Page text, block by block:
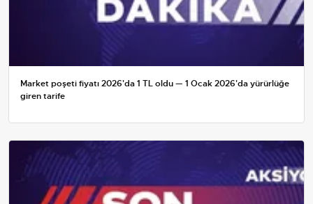
Market poşeti fiyatı 2026'da 1 TL oldu — 1 Ocak 2026'da yürürlüğe
giren tarife